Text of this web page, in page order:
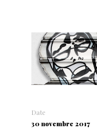
Date
30 novembre 2017